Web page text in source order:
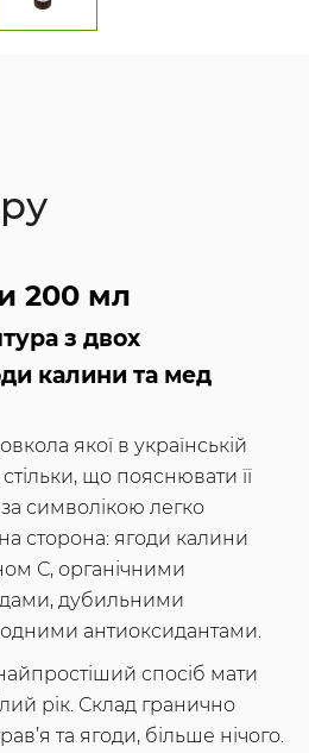
200 мл
з двох
калини та мед
якої в українській
що пояснювати її
символікою легко
сторона: ягоди калини
С, органічними
дубильними
антиоксидантами.
спосіб мати
рік. Склад гранично
та ягоди, більше нічого.